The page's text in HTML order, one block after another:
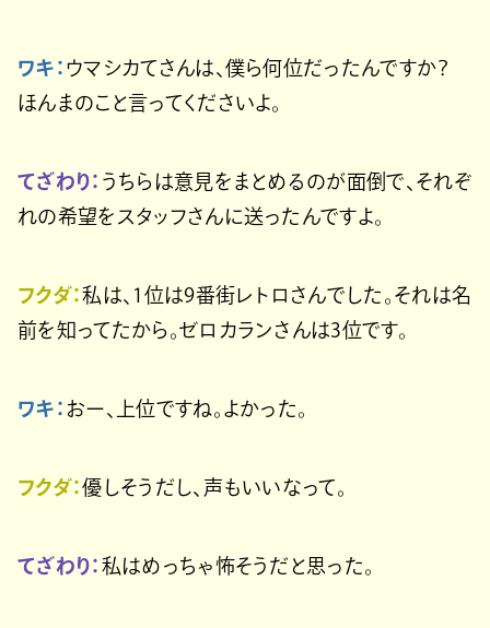
ワキ： ウマシカてさんは、僕ら何位だったんですか？
ほんまのこと言ってくださいよ。
てざわり： うちらは意見をまとめるのが面倒で、それぞ
れの希望をスタッフさんに送ったんですよ。
フクダ：私は、1位は9番街レトロさんでした。それは名
前を知ってたから。ゼロカランさんは3位です。
ワキ： おー、上位ですね。よかった。
フクダ：優しそうだし、声もいいなって。
てざわり： 私はめっちゃ怖そうだと思った。